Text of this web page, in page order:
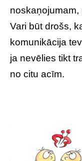
Vari būt drošs,
komunikācija
ja nevēlies tikt
no citu acīm.